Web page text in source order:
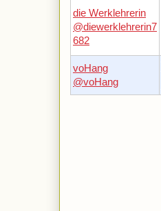
die Werklehrerin
@diewerklehrerin7
682
voHang
@voHang